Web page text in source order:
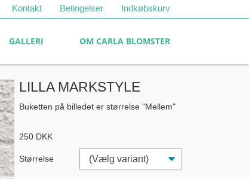
Kontakt Betingelser Indkøbskurv
GALLERI OM CARLA BLOMSTER
LILLA MARKSTYLE
Buketten på billedet er størrelse "Mellem"
250DKK
Størrelse